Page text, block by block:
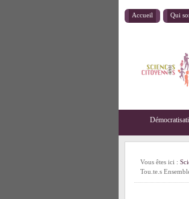
Accueil Qui
Vous êtes ici :
Tou.te.s